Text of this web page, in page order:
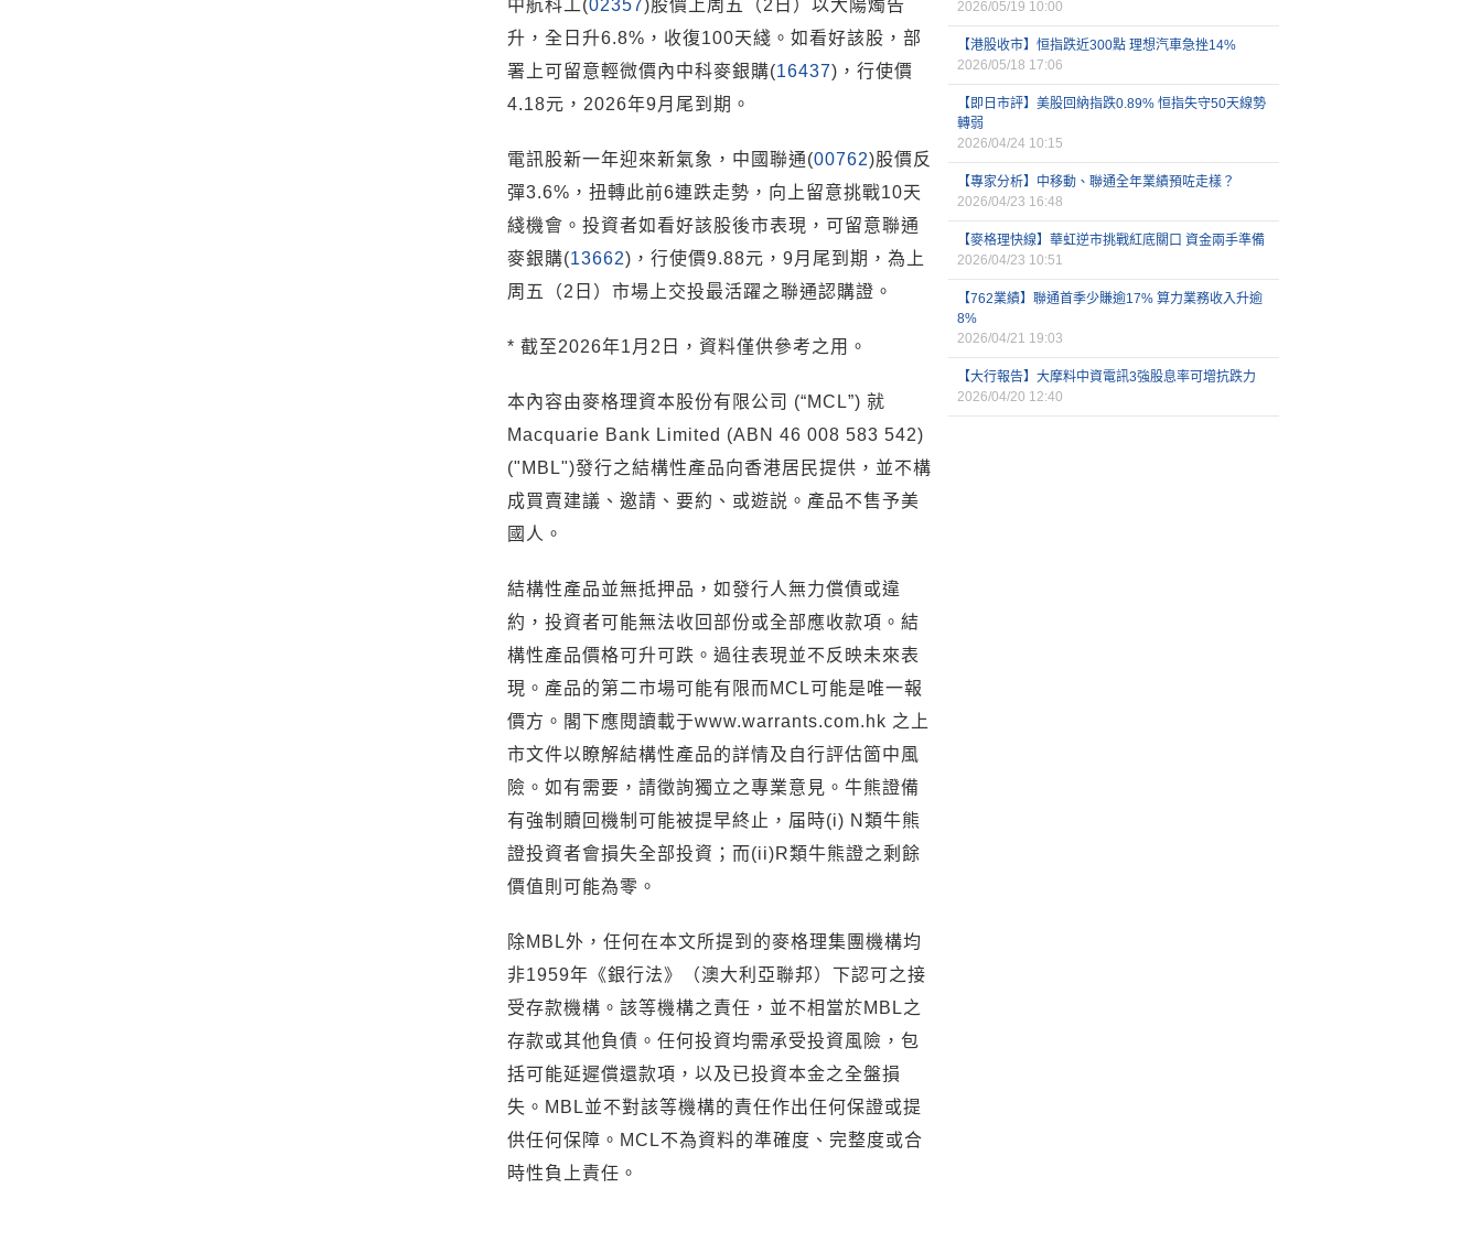
中航科工(02357)股價上周五（2日）以大陽燭告
升，全日升6.8%，收復100天綫。如看好該股，部
署上可留意輕微價內中科麥銀購(16437)，行使價
4.18元，2026年9月尾到期。
電訊股新一年迎來新氣象，中國聯通(00762)股價反
彈3.6%，扭轉此前6連跌走勢，向上留意挑戰10天
綫機會。投資者如看好該股後市表現，可留意聯通
麥銀購(13662)，行使價9.88元，9月尾到期，為上
周五（2日）市場上交投最活躍之聯通認購證。
* 截至2026年1月2日，資料僅供參考之用。
本內容由麥格理資本股份有限公司 (“MCL”) 就
Macquarie Bank Limited (ABN 46 008 583 542)
("MBL")發行之結構性產品向香港居民提供，並不構
成買賣建議、邀請、要約、或遊説。產品不售予美
國人。
結構性產品並無抵押品，如發行人無力償債或違
約，投資者可能無法收回部份或全部應收款項。結
構性產品價格可升可跌。過往表現並不反映未來表
現。產品的第二市場可能有限而MCL可能是唯一報
價方。閣下應閱讀載于www.warrants.com.hk 之上
市文件以瞭解結構性產品的詳情及自行評估箇中風
險。如有需要，請徵詢獨立之專業意見。牛熊證備
有強制贖回機制可能被提早終止，届時(i) N類牛熊
證投資者會損失全部投資；而(ii)R類牛熊證之剩餘
價值則可能為零。
除MBL外，任何在本文所提到的麥格理集團機構均
非1959年《銀行法》（澳大利亞聯邦）下認可之接
受存款機構。該等機構之責任，並不相當於MBL之
存款或其他負債。任何投資均需承受投資風險，包
括可能延遲償還款項，以及已投資本金之全盤損
失。MBL並不對該等機構的責任作出任何保證或提
供任何保障。MCL不為資料的準確度、完整度或合
時性負上責任。
2026/05/19 10:00
【港股收市】恒指跌近300點 理想汽車急挫14%
2026/05/18 17:06
【即日市評】美股回納指跌0.89% 恒指失守50天線勢
轉弱
2026/04/24 10:15
【專家分析】中移動、聯通全年業績預咗走樣？
2026/04/23 16:48
【麥格理快線】華虹逆市挑戰紅底關口 資金兩手準備
2026/04/23 10:51
【762業績】聯通首季少賺逾17% 算力業務收入升逾
8%
2026/04/21 19:03
【大行報告】大摩料中資電訊3強股息率可增抗跌力
2026/04/20 12:40